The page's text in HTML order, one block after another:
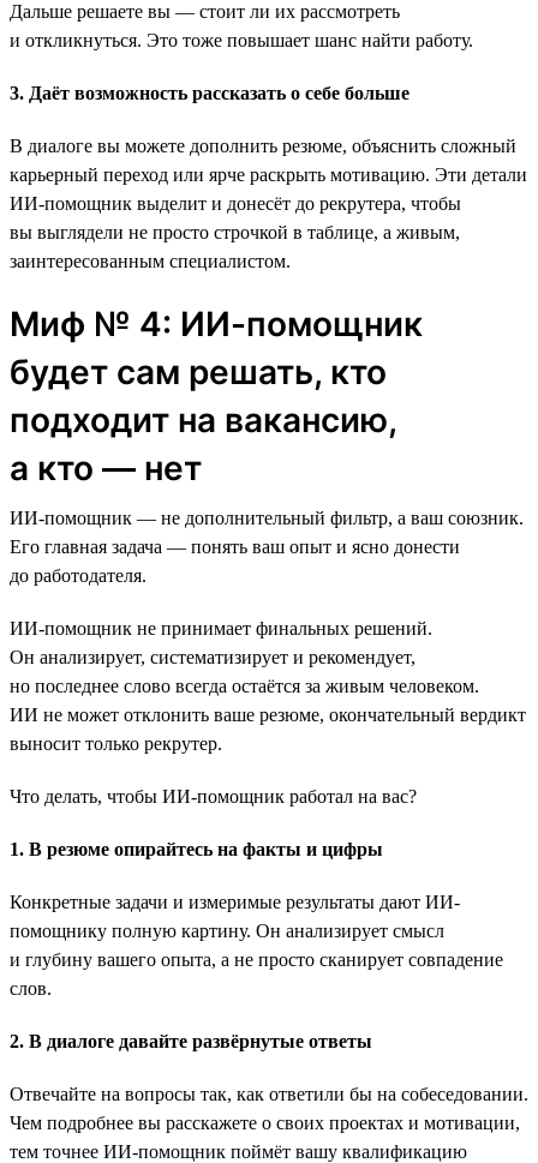
Дальше решаете вы — стоит ли их рассмотреть
и откликнуться. Это тоже повышает шанс найти работу.
3. Даёт возможность рассказать о себе больше
В диалоге вы можете дополнить резюме, объяснить сложный
карьерный переход или ярче раскрыть мотивацию. Эти детали
ИИ-помощник выделит и донесёт до рекрутера, чтобы
вы выглядели не просто строчкой в таблице, а живым,
заинтересованным специалистом.
Миф № 4: ИИ-помощник
будет сам решать, кто
подходит на вакансию,
а кто — нет
ИИ-помощник — не дополнительный фильтр, а ваш союзник.
Его главная задача — понять ваш опыт и ясно донести
до работодателя.
ИИ-помощник не принимает финальных решений.
Он анализирует, систематизирует и рекомендует,
но последнее слово всегда остаётся за живым человеком.
ИИ не может отклонить ваше резюме, окончательный вердикт
выносит только рекрутер.
Что делать, чтобы ИИ-помощник работал на вас?
1. В резюме опирайтесь на факты и цифры
Конкретные задачи и измеримые результаты дают ИИ-
помощнику полную картину. Он анализирует смысл
и глубину вашего опыта, а не просто сканирует совпадение
слов.
2. В диалоге давайте развёрнутые ответы
Отвечайте на вопросы так, как ответили бы на собеседовании.
Чем подробнее вы расскажете о своих проектах и мотивации,
тем точнее ИИ-помощник поймёт вашу квалификацию